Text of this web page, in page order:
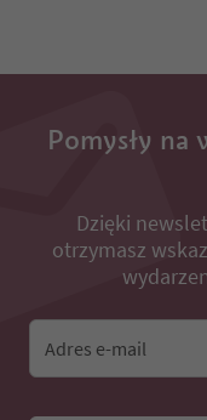
Pomysły na
Dzięki
otrzymasz
Adres e-mail